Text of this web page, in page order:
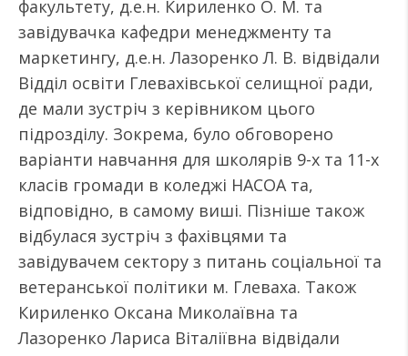
факультету, д.е.н. Кириленко О. М. та
завідувачка кафедри менеджменту та
маркетингу, д.е.н. Лазоренко Л. В. відвідали
Відділ освіти Глевахівської селищної ради,
де мали зустріч з керівником цього
підрозділу. Зокрема, було обговорено
варіанти навчання для школярів 9-х та 11-х
класів громади в коледжі НАСОА та,
відповідно, в самому виші. Пізніше також
відбулася зустріч з фахівцями та
завідувачем сектору з питань соціальної та
ветеранської політики м. Глеваха. Також
Кириленко Оксана Миколаївна та
Лазоренко Лариса Віталіївна відвідали